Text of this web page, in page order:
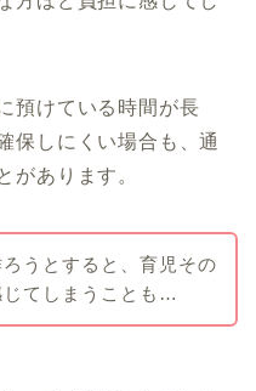
預けている時間が長
保しにくい場合も、通
があります。
うとすると、育児その
じてしまうことも…